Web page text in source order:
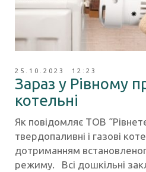
25.10.2023 12:23
Зараз у Рівному
котельні
Як повідомляє ТОВ
твердопаливні і газові
дотриманням
режиму. Всі дошкільні